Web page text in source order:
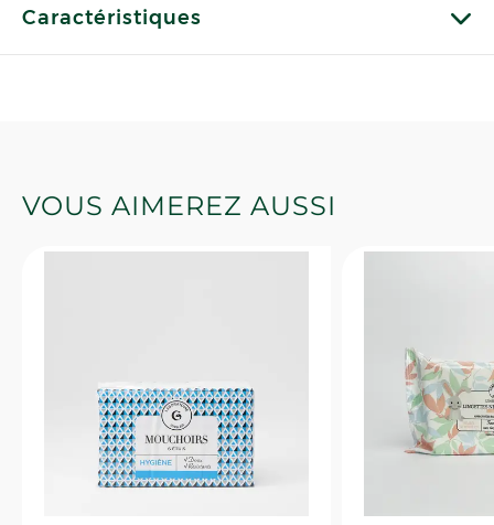
Caractéristiques
VOUS AIMEREZ AUSSI